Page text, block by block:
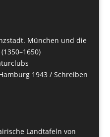
München und die
1943 / Schreiben
Landtafeln von